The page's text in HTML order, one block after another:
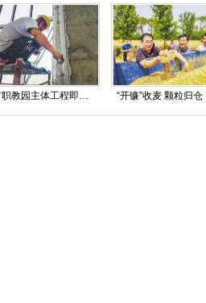
市职教园主体工程即将竣工 “开镰”收麦 颗粒归仓